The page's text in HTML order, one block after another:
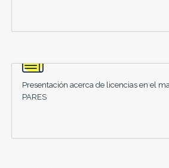
Presentación acerca de licencias en el
PARES